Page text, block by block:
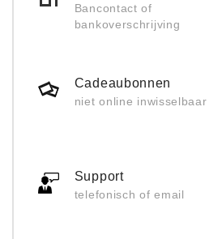
Bancontact of
bankoverschrijving
Cadeaubonnen
niet online inwisselbaar
Support
telefonisch of email